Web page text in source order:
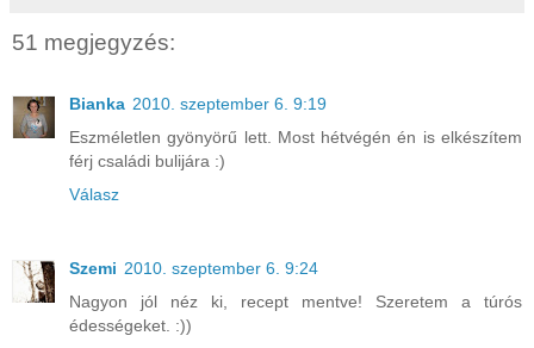
51 megjegyzés:
Bianka 2010. szeptember 6. 9:19
Eszméletlen gyönyörű lett. Most hétvégén én is elkészítem
férj családi bulijára :)
Válasz
Szemi 2010. szeptember 6. 9:24
Nagyon jól néz ki, recept mentve! Szeretem a túrós
édességeket. :))